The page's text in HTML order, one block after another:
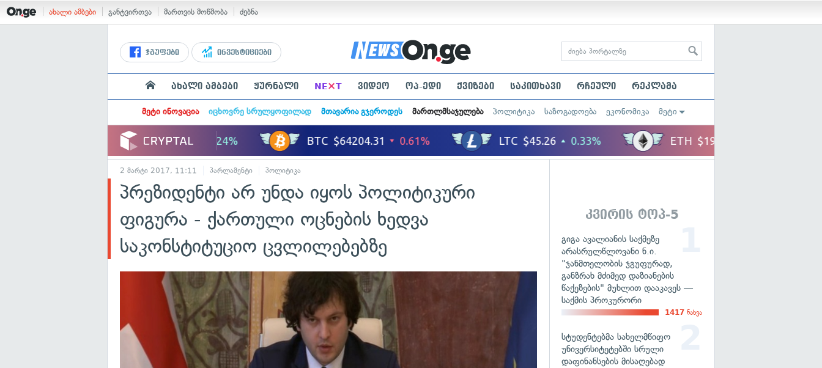
ახალი ამბები განტვირთვა მართვის მოწმობა ძებნა
ჯგუფები ინვესტიციები
ახალი ამბები ჟურნალი NE×T ვიდეო ოპ-ედი ქვიზები საკითხავი რჩეული რეკლამა
მეტი ინოვაცია იცხოვრე სრულყოფილად მთავარია გჯეროდეს მართლმსაჯულება პოლიტიკა საზოგადოება ეკონომიკა მეტი
2 მარტი 2017, 11:11 პარლამენტი პოლიტიკა
პრეზიდენტი არ უნდა იყოს პოლიტიკური
ფიგურა - ქართული ოცნების ხედვა
საკონსტიტუციო ცვლილებებზე
კვირის ტოპ-5
გიგა ავალიანის საქმეზე
არასრულწლოვანი ნ.ი.
"ჯანმთელობის ჯგუფურად,
განზრახ მძიმედ დაზიანების
წაქეზების" მუხლით დააკავეს —
საქმის პროკურორი
1417 ნახვა
სტუდენტებმა სახელმწიფო
უნივერსიტეტებში სრული
დაფინანსების მისაღებად